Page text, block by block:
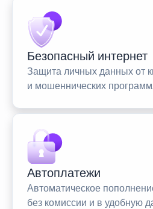
Безопасный интернет
Защита личных данных от
и мошеннических программ.
Автоплатежи
Автоматическое
без комиссии и в удобную